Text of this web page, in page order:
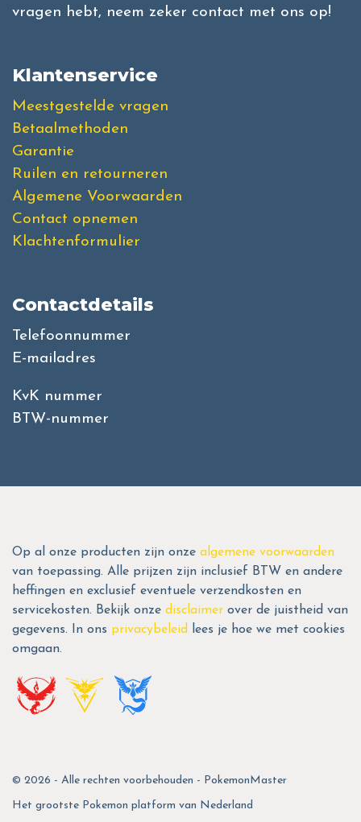
vragen hebt, neem zeker contact met ons op!
Klantenservice
Meestgestelde vragen
Betaalmethoden
Garantie
Ruilen en retourneren
Algemene Voorwaarden
Contact opnemen
Klachtenformulier
Contactdetails
Telefoonnummer
E-mailadres
KvK nummer
BTW-nummer
Op al onze producten zijn onze algemene voorwaarden
van toepassing. Alle prijzen zijn inclusief BTW en andere
heffingen en exclusief eventuele verzendkosten en
servicekosten. Bekijk onze disclaimer over de juistheid van
gegevens. In ons privacybeleid
lees je hoe we met cookies
omgaan.
© 2026 - Alle rechten voorbehouden - PokemonMaster
Het grootste Pokemon platform van Nederland